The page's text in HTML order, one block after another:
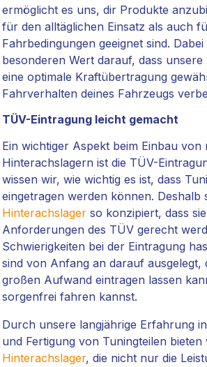
ermöglicht es uns, dir Produkte
für den alltäglichen Einsatz als auch
Fahrbedingungen geeignet sind.
besonderen Wert darauf, dass unsere
eine optimale Kraftübertragung
Fahrverhalten deines Fahrzeugs
TÜV-Eintragung leicht gemacht
Ein wichtiger Aspekt beim Einbau von
Hinterachslagern ist die TÜV-
wissen wir, wie wichtig es ist, dass
eingetragen werden können. Deshalb
Hinterachslagerso konzipiert, dass
Anforderungen des TÜV gerecht
Schwierigkeiten bei der Eintragung
sind von Anfang an darauf ausgelegt,
großen Aufwand eintragen lassen
sorgenfrei fahren kannst.
Durch unsere langjährige Erfahrung
und Fertigung von Tuningteilen bieten
Hinterachslager, die nicht nur die